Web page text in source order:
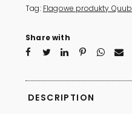
Tag: Flagowe produkty Quub
Share with
DESCRIPTION